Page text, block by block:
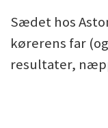
Sædet hos
kørerens far
resultater,